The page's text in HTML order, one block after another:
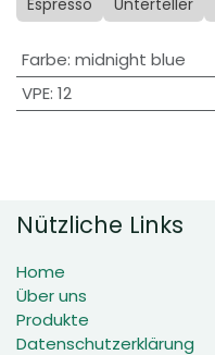
Espresso Unterteller
Farbe: midnight blue
VPE: 12
Nützliche Links
Home
Über uns
Produkte
Datenschutzerklärung